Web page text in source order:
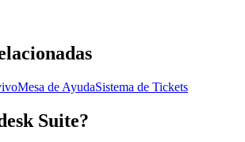
Mesa de AyudaSistema de Tickets
Suite?